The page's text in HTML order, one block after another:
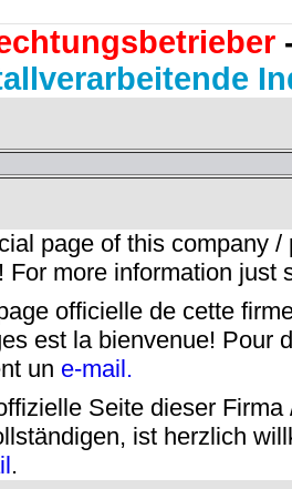
page of this company
For more information just
officielle de cette
est la bienvenue! Pour
un e-mail.
Seite dieser
ist herzlich
.